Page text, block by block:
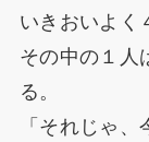
いきおいよく
その中の１人
る。
「それじゃ